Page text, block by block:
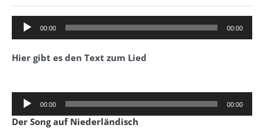
Audio-
Player
00:00 00:00
Hier gibt es den Text zum Lied
Audio-
Player
00:00 00:00
Der Song auf Niederländisch